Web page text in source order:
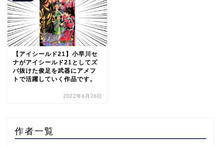
【アイシールド21】小早川セ
ナがアイシールド21としてズ
バ抜けた俊足を武器にアメフ
トで活躍していく作品です。
2022年6月26日
作者一覧